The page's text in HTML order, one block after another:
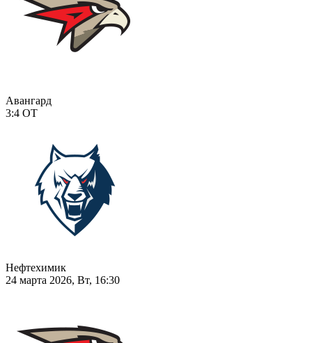
Авангард
3:4 ОТ
Нефтехимик
24 марта 2026, Вт, 16:30